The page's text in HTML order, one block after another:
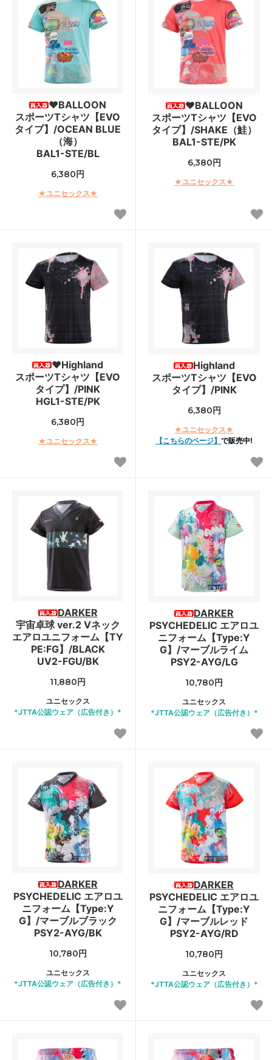
♥BALLOON
スポーツTシャツ【EVO
タイプ】/OCEAN BLUE
（海）
BAL1-STE/BL
6,380円
★ユニセックス★
♥BALLOON
スポーツTシャツ【EVO
タイプ】/SHAKE（鮭）
BAL1-STE/PK
6,380円
★ユニセックス★
♥Highland
スポーツTシャツ【EVO
タイプ】/PINK
HGL1-STE/PK
6,380円
★ユニセックス★
Highland
スポーツTシャツ【EVO
タイプ】/PINK
6,380円
★ユニセックス★
【こちらのページ】 で販売中!
DARKER
宇宙卓球 ver.2 Vネック
エアロユニフォーム【TY
PE:FG】/BLACK
UV2-FGU/BK
11,880円
ユニセックス
*JTTA公認ウェア（広告付き）*
DARKER
PSYCHEDELIC エアロユ
ニフォーム【Type:Y
G】/マーブルライム
PSY2-AYG/LG
10,780円
ユニセックス
*JTTA公認ウェア（広告付き）*
DARKER
PSYCHEDELIC エアロユ
ニフォーム【Type:Y
G】/マーブルブラック
PSY2-AYG/BK
10,780円
ユニセックス
*JTTA公認ウェア（広告付き）*
DARKER
PSYCHEDELIC エアロユ
ニフォーム【Type:Y
G】/マーブルレッド
PSY2-AYG/RD
10,780円
ユニセックス
*JTTA公認ウェア（広告付き）*